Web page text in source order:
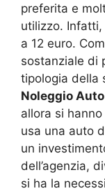
preferita e
utilizzo.
a 12 euro.
sostanziale di
tipologia della
Noleggio
allora si
usa una auto
un
dell’agenzia,
si ha la